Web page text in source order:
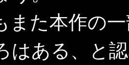
た本作の
はある、と